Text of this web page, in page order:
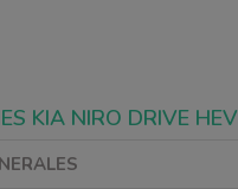
KIA NIRO DRIVE HEV